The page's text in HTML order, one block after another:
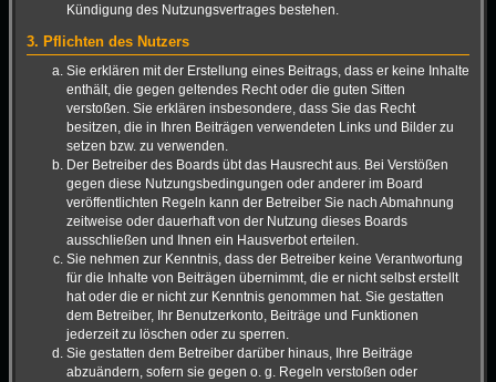
Kündigung des Nutzungsvertrages bestehen.
3. Pflichten des Nutzers
Sie erklären mit der Erstellung eines Beitrags, dass er keine Inhalte
enthält, die gegen geltendes Recht oder die guten Sitten
verstoßen. Sie erklären insbesondere, dass Sie das Recht
besitzen, die in Ihren Beiträgen verwendeten Links und Bilder zu
setzen bzw. zu verwenden.
Der Betreiber des Boards übt das Hausrecht aus. Bei Verstößen
gegen diese Nutzungsbedingungen oder anderer im Board
veröffentlichten Regeln kann der Betreiber Sie nach Abmahnung
zeitweise oder dauerhaft von der Nutzung dieses Boards
ausschließen und Ihnen ein Hausverbot erteilen.
Sie nehmen zur Kenntnis, dass der Betreiber keine Verantwortung
für die Inhalte von Beiträgen übernimmt, die er nicht selbst erstellt
hat oder die er nicht zur Kenntnis genommen hat. Sie gestatten
dem Betreiber, Ihr Benutzerkonto, Beiträge und Funktionen
jederzeit zu löschen oder zu sperren.
Sie gestatten dem Betreiber darüber hinaus, Ihre Beiträge
abzuändern, sofern sie gegen o. g. Regeln verstoßen oder